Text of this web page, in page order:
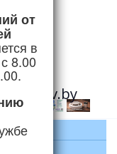
от
в
8.00
04